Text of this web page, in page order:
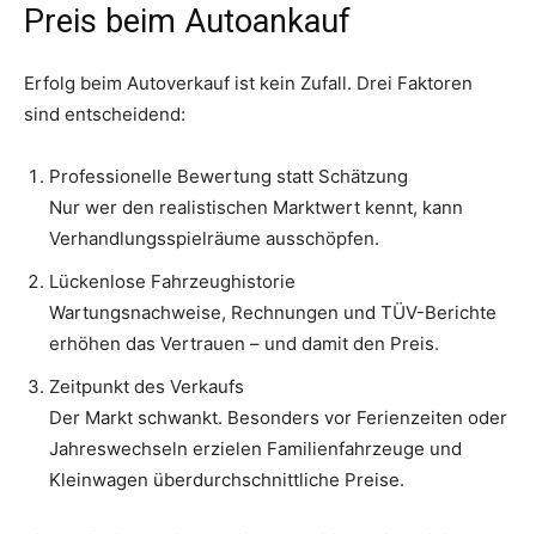
Preis beim Autoankauf
Erfolg beim Autoverkauf ist kein Zufall. Drei Faktoren
sind entscheidend:
Professionelle Bewertung statt Schätzung
Nur wer den realistischen Marktwert kennt, kann
Verhandlungsspielräume ausschöpfen.
Lückenlose Fahrzeughistorie
Wartungsnachweise, Rechnungen und TÜV-Berichte
erhöhen das Vertrauen – und damit den Preis.
Zeitpunkt des Verkaufs
Der Markt schwankt. Besonders vor Ferienzeiten oder
Jahreswechseln erzielen Familienfahrzeuge und
Kleinwagen überdurchschnittliche Preise.